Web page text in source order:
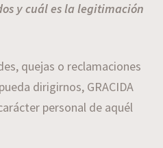
y cuál es la legitimación
quejas o reclamaciones
dirigirnos, GRACIDA
personal de aquél